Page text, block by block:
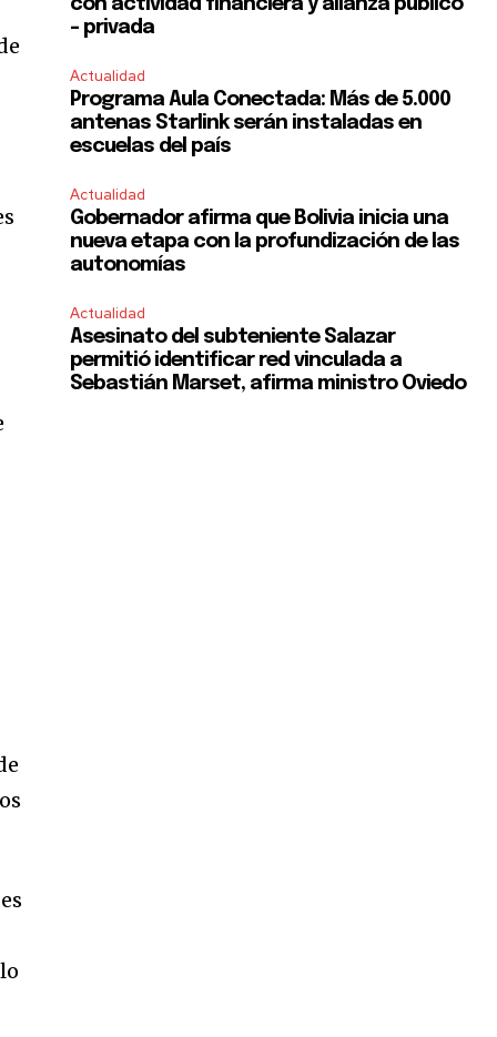
con actividad financiera y alianza público
– privada
Actualidad
Programa Aula Conectada: Más de 5.000
antenas Starlink serán instaladas en
escuelas del país
Actualidad
Gobernador afirma que Bolivia inicia una
nueva etapa con la profundización de las
autonomías
Actualidad
Asesinato del subteniente Salazar
permitió identificar red vinculada a
Sebastián Marset, afirma ministro Oviedo